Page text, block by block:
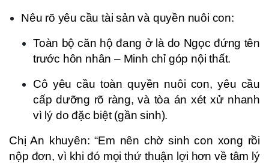
Nêu rõ yêu cầu tài sản và quyền nuôi con:
Toàn bộ căn hộ đang ở là do Ngọc đứng tên
trước hôn nhân – Minh chỉ góp nội thất.
Cô yêu cầu toàn quyền nuôi con, yêu cầu
cấp dưỡng rõ ràng, và tòa án xét xử nhanh
vì lý do đặc biệt (gần sinh).
Chị An khuyên: “Em nên chờ sinh con xong rồi
nộp đơn, vì khi đó mọi thứ thuận lợi hơn về tâm lý